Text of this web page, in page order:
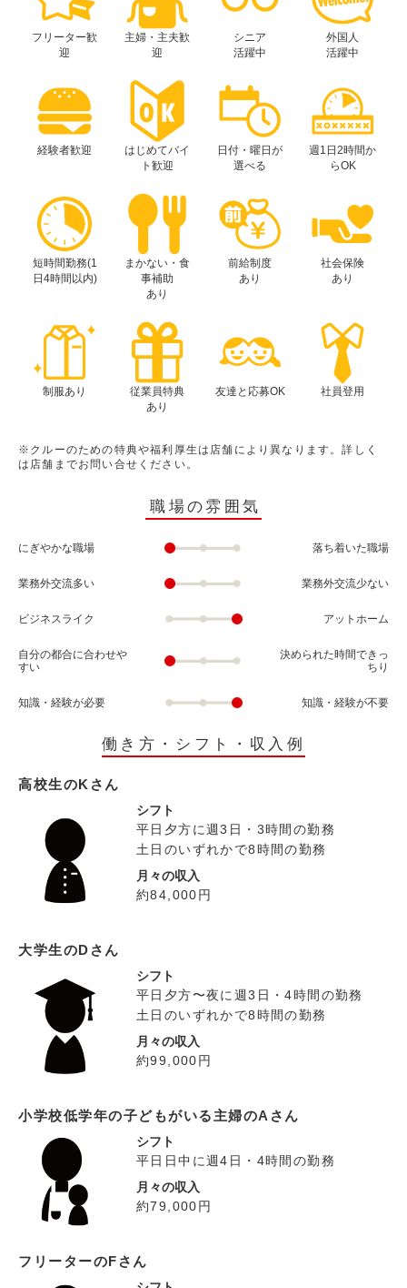
フリーター歓
迎
主婦・主夫歓
迎
シニア
活躍中
外国人
活躍中
経験者歓迎
はじめてバイ
ト歓迎
日付・曜日が
選べる
週1日2時間か
らOK
短時間勤務(1
日4時間以内)
まかない・食
事補助
あり
前給制度
あり
社会保険
あり
制服あり
従業員特典
あり
友達と応募OK 社員登用
※クルーのための特典や福利厚生は店舗により異なります。詳しく
は店舗までお問い合せください。
職場の雰囲気
にぎやかな職場 落ち着いた職場
業務外交流多い 業務外交流少ない
ビジネスライク アットホーム
自分の都合に合わせや
すい
決められた時間できっ
ちり
知識・経験が必要 知識・経験が不要
働き方・シフト・収入例
高校生のKさん
シフト
平日夕方に週3日・3時間の勤務
土日のいずれかで8時間の勤務
月々の収入
約84,000円
大学生のDさん
シフト
平日夕方〜夜に週3日・4時間の勤務
土日のいずれかで8時間の勤務
月々の収入
約99,000円
小学校低学年の子どもがいる主婦のAさん
シフト
平日日中に週4日・4時間の勤務
月々の収入
約79,000円
フリーターのFさん